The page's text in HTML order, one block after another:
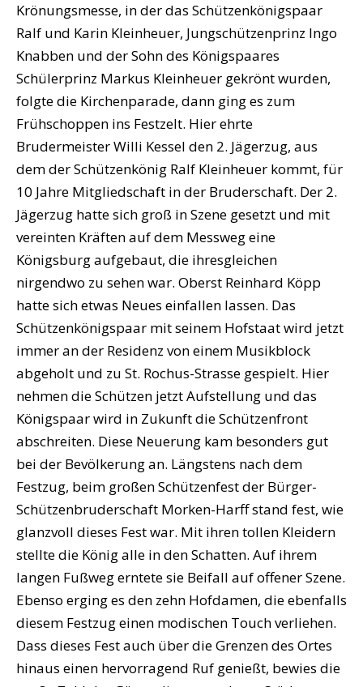
Krönungsmesse, in der das Schützenkönigspaar
Ralf und Karin Kleinheuer, Jungschützenprinz Ingo
Knabben und der Sohn des Königspaares
Schülerprinz Markus Kleinheuer gekrönt wurden,
folgte die Kirchenparade, dann ging es zum
Frühschoppen ins Festzelt. Hier ehrte
Brudermeister Willi Kessel den 2. Jägerzug, aus
dem der Schützenkönig Ralf Kleinheuer kommt, für
10 Jahre Mitgliedschaft in der Bruderschaft. Der 2.
Jägerzug hatte sich groß in Szene gesetzt und mit
vereinten Kräften auf dem Messweg eine
Königsburg aufgebaut, die ihresgleichen
nirgendwo zu sehen war. Oberst Reinhard Köpp
hatte sich etwas Neues einfallen lassen. Das
Schützenkönigspaar mit seinem Hofstaat wird jetzt
immer an der Residenz von einem Musikblock
abgeholt und zu St. Rochus-Strasse gespielt. Hier
nehmen die Schützen jetzt Aufstellung und das
Königspaar wird in Zukunft die Schützenfront
abschreiten. Diese Neuerung kam besonders gut
bei der Bevölkerung an. Längstens nach dem
Festzug, beim großen Schützenfest der Bürger-
Schützenbruderschaft Morken-Harff stand fest, wie
glanzvoll dieses Fest war. Mit ihren tollen Kleidern
stellte die König alle in den Schatten. Auf ihrem
langen Fußweg erntete sie Beifall auf offener Szene.
Ebenso erging es den zehn Hofdamen, die ebenfalls
diesem Festzug einen modischen Touch verliehen.
Dass dieses Fest auch über die Grenzen des Ortes
hinaus einen hervorragend Ruf genießt, bewies die